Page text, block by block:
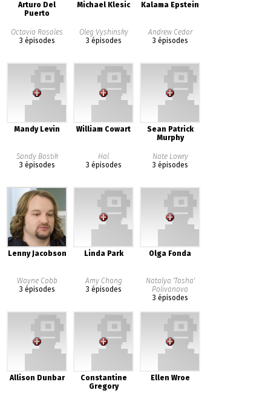
Arturo Del
Puerto
Octavio Rosales
3 épisodes
Michael Klesic
Oleg Vyshinsky
3 épisodes
Kalama Epstein
Andrew Cedar
3 épisodes
Mandy Levin
Sandy Bostik
3 épisodes
William Cowart
Hal
3 épisodes
Sean Patrick
Murphy
Nate Lowry
3 épisodes
Lenny Jacobson
Wayne Cobb
3 épisodes
Linda Park
Amy Chang
3 épisodes
Olga Fonda
Natalya 'Tasha'
Polivanova
3 épisodes
Allison Dunbar
Constantine
Gregory
Ellen Wroe